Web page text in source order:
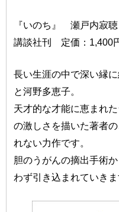
『いのち』 瀬戸内寂聴
講談社刊 定価：1,400
長い生涯の中で深い縁
と河野多恵子。
天才的な才能に恵まれ
の激しさを描いた著者
れない力作です。
胆のうがんの摘出手術
わず引き込まれていきま